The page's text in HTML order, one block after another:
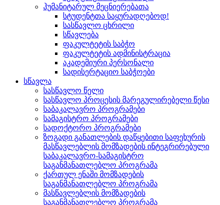
ჰუმანიტარულ მეცნიერებათა
სტუდენტთა საყურადღებოდ!
სასწავლო ცხრილი
სწავლება
ფაკულტეტის საბჭო
ფაკულტეტის ადმინისტრაცია
აკადემიური პერსონალი
სადისერტაციო საბჭოები
სწავლა
სასწავლო წელი
სასწავლო პროცესის მარეგულირებელი წესი
საბაკალავრო პროგრამები
სამაგისტრო პროგრამები
სადოქტორო პროგრამები
ზოგადი განათლების დაწყებითი საფეხურის
მასწავლებლის მომზადების ინტეგრირებული
საბაკალავრო-სამაგისტრო
საგანმანათლებლო პროგრამა
ქართულ ენაში მომზადების
საგანმანათლებლო პროგრამა
მასწავლებლის მომზადების
საგანმანათლებლო პროგრამა